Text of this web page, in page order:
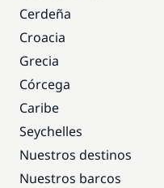
Cerdeña
Croacia
Grecia
Córcega
Caribe
Seychelles
Nuestros destinos
Nuestros barcos